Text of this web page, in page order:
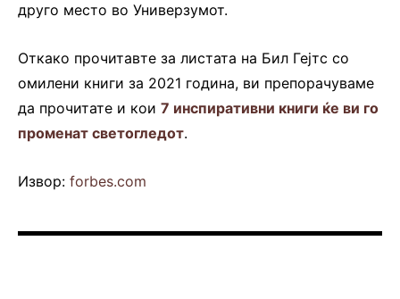
друго место во Универзумот.
Откако прочитавте за листата на Бил Гејтс со
омилени книги за 2021 година, ви препорачуваме
да прочитате и кои 7 инспиративни книги ќе ви го
променат светогледот.
Извор: forbes.com